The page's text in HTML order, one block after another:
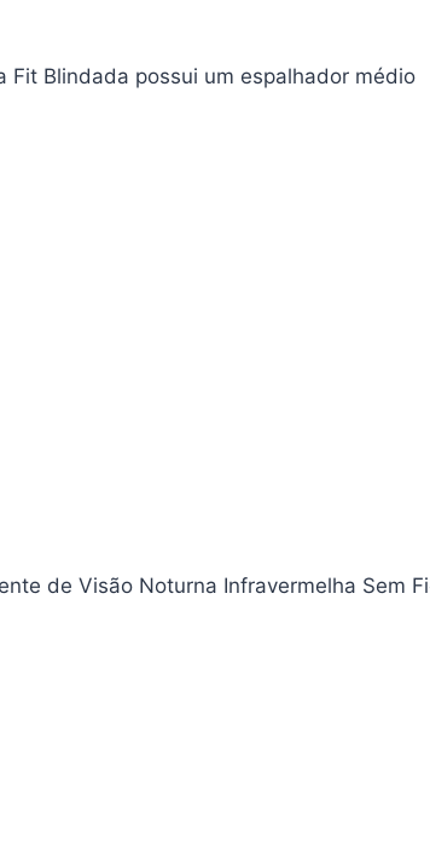
Fit Blindada possui um espalhador médio
de Visão Noturna Infravermelha Sem